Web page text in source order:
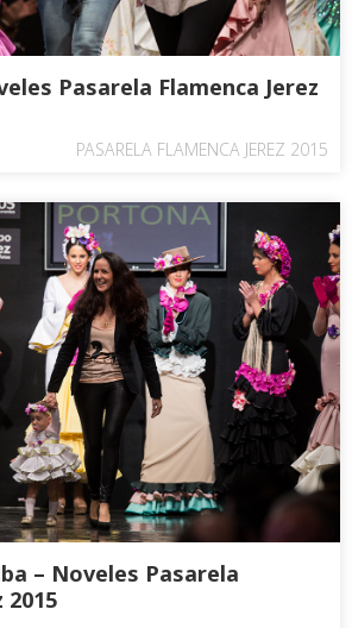
Pasarela Flamenca Jerez
PASARELA FLAMENCA JEREZ 2015
– Noveles Pasarela
2015